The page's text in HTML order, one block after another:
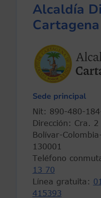
Alcaldía
Sede principal
Nit: 890-
Dirección: Cra.
Bolívar-
130001
Teléfono
13 70
Línea gratuita:
415393